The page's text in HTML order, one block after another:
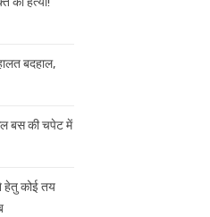
बदहाल,
बस की चपेट में
हेतु कोई तय